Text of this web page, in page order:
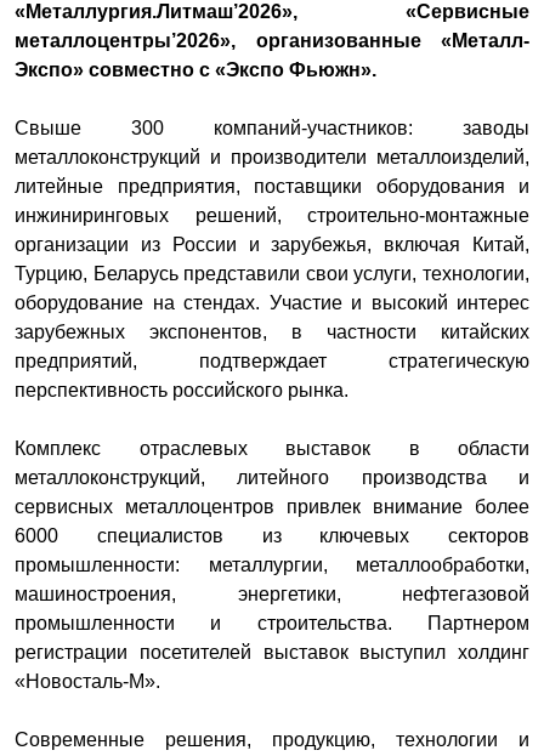
«Металлургия.Литмаш’2026», «Сервисные
металлоцентры’2026», организованные «Металл-
Экспо» совместно с «Экспо Фьюжн».
Свыше 300 компаний-участников: заводы
металлоконструкций и производители металлоизделий,
литейные предприятия, поставщики оборудования и
инжиниринговых решений, строительно-монтажные
организации из России и зарубежья, включая Китай,
Турцию, Беларусь представили свои услуги, технологии,
оборудование на стендах. Участие и высокий интерес
зарубежных экспонентов, в частности китайских
предприятий, подтверждает стратегическую
перспективность российского рынка.
Комплекс отраслевых выставок в области
металлоконструкций, литейного производства и
сервисных металлоцентров привлек внимание более
6000 специалистов из ключевых секторов
промышленности: металлургии, металлообработки,
машиностроения, энергетики, нефтегазовой
промышленности и строительства. Партнером
регистрации посетителей выставок выступил холдинг
«Новосталь-М».
Современные решения, продукцию, технологии и